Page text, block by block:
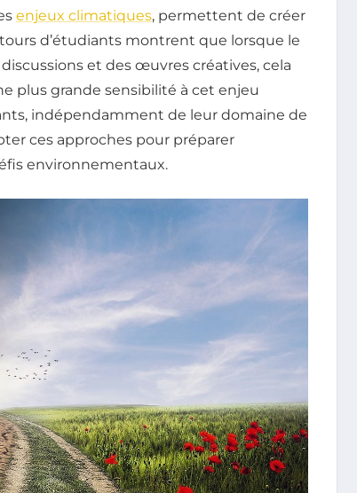
enjeux climatiques, permettent de créer
d’étudiants montrent que lorsque le
et des œuvres créatives, cela
plus grande sensibilité à cet enjeu
indépendamment de leur domaine de
ces approches pour préparer
environnementaux.